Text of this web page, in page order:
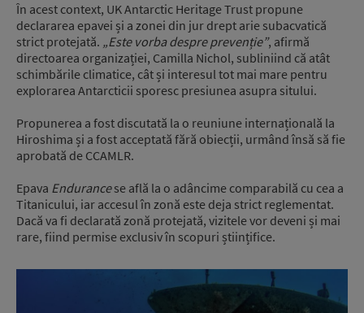
În acest context, UK Antarctic Heritage Trust propune
declararea epavei și a zonei din jur drept arie subacvatică
strict protejată. „Este vorba despre prevenție”, afirmă
directoarea organizației, Camilla Nichol, subliniind că atât
schimbările climatice, cât și interesul tot mai mare pentru
explorarea Antarcticii sporesc presiunea asupra sitului.
Propunerea a fost discutată la o reuniune internațională la
Hiroshima și a fost acceptată fără obiecții, urmând însă să fie
aprobată de CCAMLR.
Epava Endurancese află la o adâncime comparabilă cu cea a
Titanicului, iar accesul în zonă este deja strict reglementat.
Dacă va fi declarată zonă protejată, vizitele vor deveni și mai
rare, fiind permise exclusiv în scopuri științifice.